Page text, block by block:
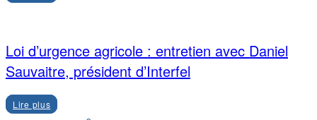
Loi d’urgence agricole : entretien avec Daniel
Sauvaitre, président d’Interfel
Lire plus